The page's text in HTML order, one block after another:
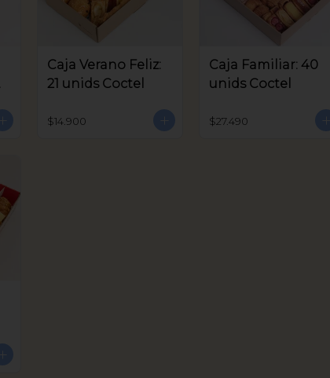
Caja Verano Feliz:
21 unids Coctel
$14.900
Caja Familiar: 40
unids Coctel
$27.490